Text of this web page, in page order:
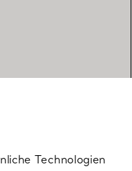
Technologien